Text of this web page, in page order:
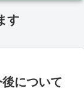
す
について